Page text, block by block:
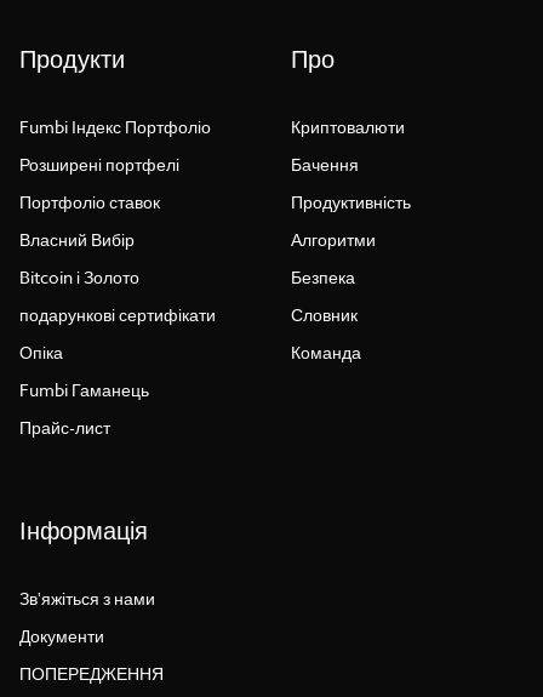
Продукти
Fumbi Індекс Портфоліо
Розширені портфелі
Портфоліо ставок
Власний Вибір
Bitcoin і Золото
подарункові сертифікати
Опіка
Fumbi Гаманець
Прайс-лист
Про
Криптовалюти
Бачення
Продуктивність
Алгоритми
Безпека
Словник
Команда
Інформація
Зв'яжіться з нами
Документи
ПОПЕРЕДЖЕННЯ